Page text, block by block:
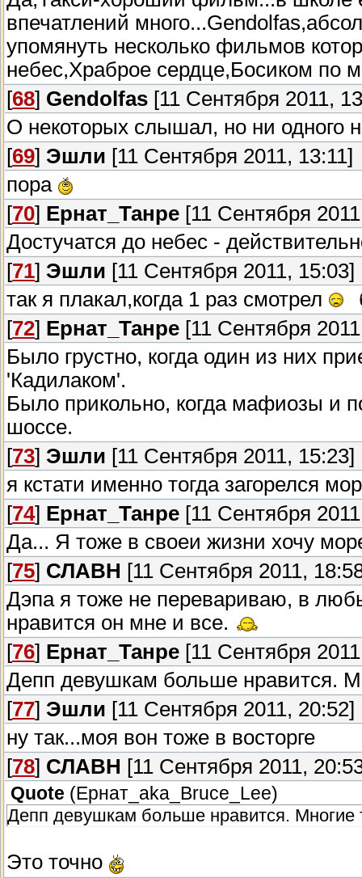
впечатлений
упомянуть несколько фильмов
небес,Храброе сердце,Босиком по
[68] Gendolfas [11 Сентября 2011,
О некоторых слышал, но ни одного
[69] Эшли [11 Сентября 2011, 13:11]
пора
[70] Ернат_Танре [11 Сентября
Достучатся до небес -
[71] Эшли [11 Сентября 2011, 15:03]
так я плакал,когда 1 раз смотрел
[72] Ернат_Танре [11 Сентября
Было грустно, когда один из них
'Кадилаком'.
Было прикольно, когда мафиозы и
шоссе.
[73] Эшли [11 Сентября 2011, 15:23]
я кстати именно тогда загорелся
[74] Ернат_Танре [11 Сентября
Да... Я тоже в своеи жизни хочу
[75] СЛАВН [11 Сентября 2011,
Дэпа я тоже не перевариваю, в
нравится он мне и все.
[76] Ернат_Танре [11 Сентября
Депп девушкам больше нравится.
[77] Эшли [11 Сентября 2011, 20:52]
ну так...моя вон тоже в восторге
[78] СЛАВН [11 Сентября 2011,
Quote ( Ернат_aka_Bruce_Lee)
Депп девушкам больше нравится. Многие
Это точно